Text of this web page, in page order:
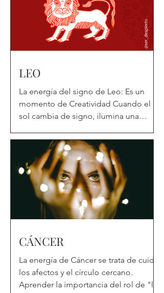
LEO
La energía del signo de Leo: Es un
momento de Creatividad Cuando el
sol cambia de signo, ilumina una
CÁNCER
La energía de Cáncer se trata de cuidar
los afectos y el círculo cercano.
Aprender la importancia del rol de "la